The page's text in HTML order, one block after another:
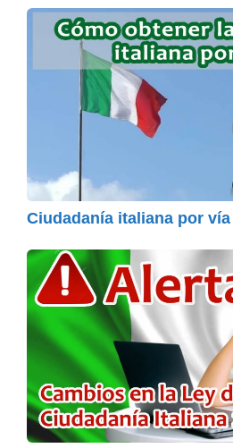
Ciudadanía italiana por